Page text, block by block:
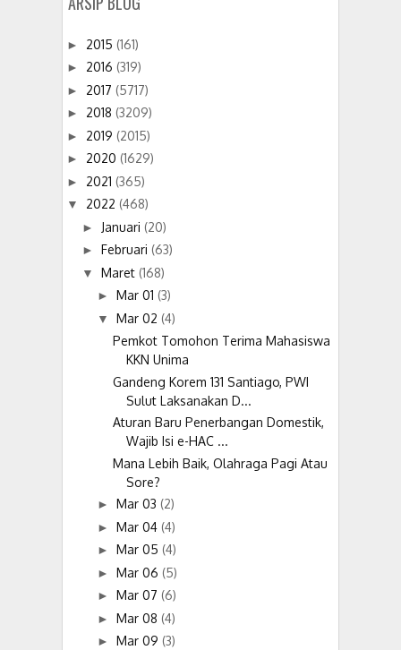
► 2015 (161)
► 2016 (319)
► 2017 (5717)
► 2018 (3209)
► 2019 (2015)
► 2020 (1629)
► 2021 (365)
▼ 2022 (468)
► Januari (20)
► Februari (63)
▼ Maret (168)
► Mar 01 (3)
▼ Mar 02 (4)
Pemkot Tomohon Terima Mahasiswa
KKN Unima
Gandeng Korem 131 Santiago, PWI
Sulut Laksanakan D...
Aturan Baru Penerbangan Domestik,
Wajib Isi e-HAC ...
Mana Lebih Baik, Olahraga Pagi Atau
Sore?
► Mar 03 (2)
► Mar 04 (4)
► Mar 05 (4)
► Mar 06 (5)
► Mar 07 (6)
► Mar 08 (4)
► Mar 09 (3)